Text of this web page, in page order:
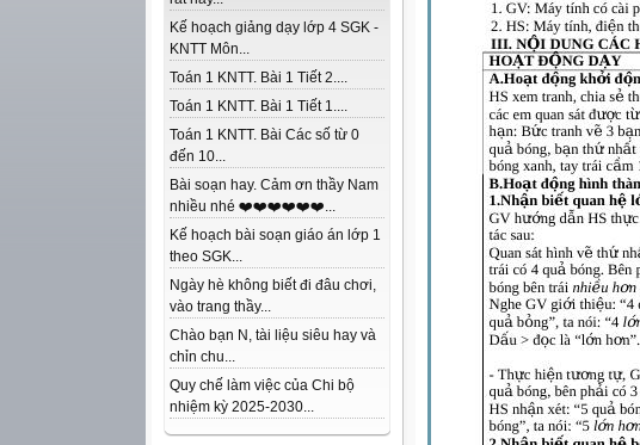
Kế hoạch giảng dạy lớp 4 SGK -
KNTT Môn...
Toán 1 KNTT. Bài 1 Tiết 2....
Toán 1 KNTT. Bài 1 Tiết 1....
Toán 1 KNTT. Bài Các số từ 0
đến 10...
Bài soạn hay. Cảm ơn thầy Nam
nhiều nhé ❤️❤️❤️❤️❤️❤️...
Kế hoạch bài soạn giáo án lớp 1
theo SGK...
Ngày hè không biết đi đâu chơi,
vào trang thầy...
Chào bạn N, tài liệu siêu hay và
chỉn chu...
Quy chế làm việc của Chi bộ
nhiệm kỳ 2025-2030...